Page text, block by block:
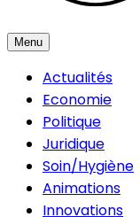
Menu
Actualités
Economie
Politique
Juridique
Soin/Hygiène
Animations
Innovations